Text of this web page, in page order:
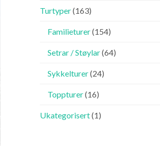
Turtyper(163)
Familieturer(154)
Setrar / Støylar(64)
Sykkelturer(24)
Toppturer(16)
Ukategorisert(1)